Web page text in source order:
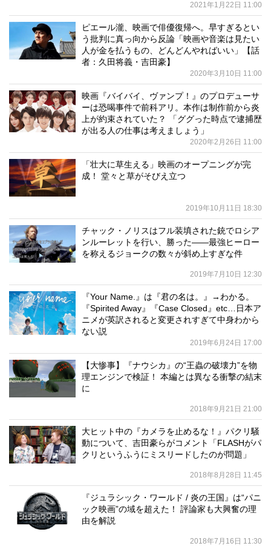
2021年1月22日 11:00
ピエール瀧、映画で俳優復帰へ。早すぎるとい
う批判に真っ向から反論「映画や音楽は見たい
人が金を払うもの、どんどんやればいい」【話
者：久田将義・吉田豪】
2020年3月10日 11:00
映画『バイバイ、ヴァンプ！』のプロデューサ
ーは恐喝事件で前科アリ。本作は制作前から炎
上が約束されていた？ 「ググった時点で逮捕歴
が出る人の仕事は考えましょう」
2020年2月26日 11:00
「壮大に草生える」映画のオープニングが完
成！ 堂々と草がそびえ立つ
2019年10月11日 18:30
チャック・ノリスはフル装填された銃でロシア
ンルーレットを行い、勝った――最強ヒーロー
を称えるジョークの数々が斜め上すぎな件
2019年7月10日 12:30
『Your Name.』は『君の名は。』→わかる。
『Spirited Away』『Case Closed』etc…日本ア
ニメが英訳されると変更されすぎて中身わから
ない説
2019年6月24日 17:00
【大惨事】『ナウシカ』の“王蟲の破壊力”を物
理エンジンで検証！ 本編とは異なる衝撃の結末
に
2018年9月21日 21:00
大ヒット中の『カメラを止めるな！』パクリ騒
動について、吉田豪らがコメント「FLASHがパ
クリというふうにミスリードしたのが問題」
2018年8月28日 11:45
『ジュラシック・ワールド / 炎の王国』は“パニ
ック映画”の域を超えた！ 評論家も大興奮の理
由を解説
2018年7月16日 11:30